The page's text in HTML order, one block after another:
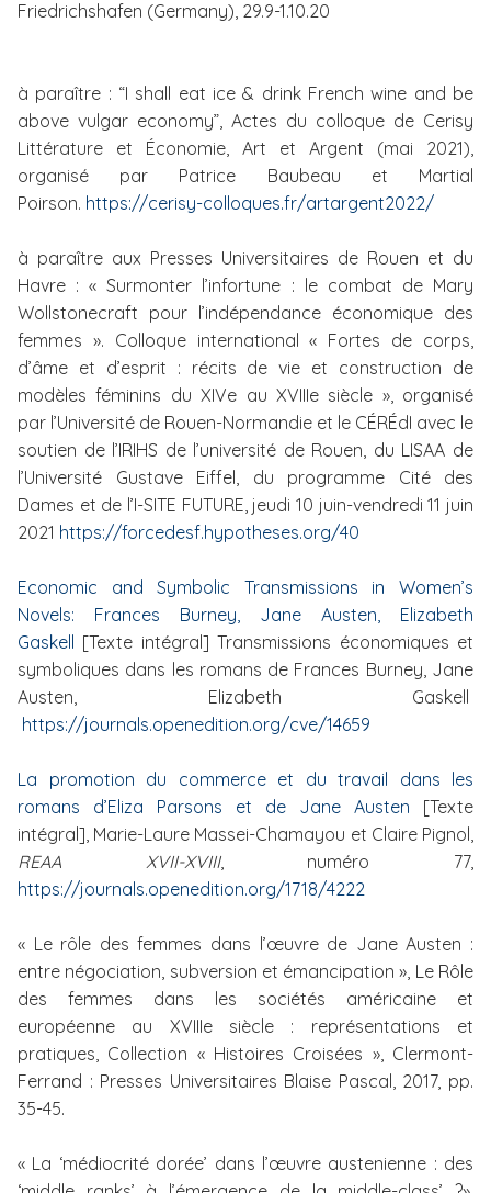
Friedrichshafen (Germany), 29.9-1.10.20
à paraître : “I shall eat ice & drink French wine and be
above vulgar economy”, Actes du colloque de Cerisy
Littérature et Économie, Art et Argent (mai 2021),
organisé par Patrice Baubeau et Martial
Poirson. https://cerisy-colloques.fr/artargent2022/
à paraître aux Presses Universitaires de Rouen et du
Havre : « Surmonter l’infortune : le combat de Mary
Wollstonecraft pour l’indépendance économique des
femmes ». Colloque international « Fortes de corps,
d’âme et d’esprit : récits de vie et construction de
modèles féminins du XIVe au XVIIIe siècle », organisé
par l’Université de Rouen-Normandie et le CÉRÉdI avec le
soutien de l’IRIHS de l’université de Rouen, du LISAA de
l’Université Gustave Eiffel, du programme Cité des
Dames et de l’I-SITE FUTURE, jeudi 10 juin-vendredi 11 juin
2021 https://forcedesf.hypotheses.org/40
Economic and Symbolic Transmissions in Women’s
Novels: Frances Burney, Jane Austen, Elizabeth
Gaskell [Texte intégral] Transmissions économiques et
symboliques dans les romans de Frances Burney, Jane
Austen, Elizabeth Gaskell
https://journals.openedition.org/cve/14659
La promotion du commerce et du travail dans les
romans d’Eliza Parsons et de Jane Austen [Texte
intégral], Marie-Laure Massei-Chamayou et Claire Pignol,
REAA XVII-XVIII, numéro 77,
https://journals.openedition.org/1718/4222
« Le rôle des femmes dans l’œuvre de Jane Austen :
entre négociation, subversion et émancipation », Le Rôle
des femmes dans les sociétés américaine et
européenne au XVIIIe siècle : représentations et
pratiques, Collection « Histoires Croisées », Clermont-
Ferrand : Presses Universitaires Blaise Pascal, 2017, pp.
35-45.
« La ‘médiocrité dorée’ dans l’œuvre austenienne : des